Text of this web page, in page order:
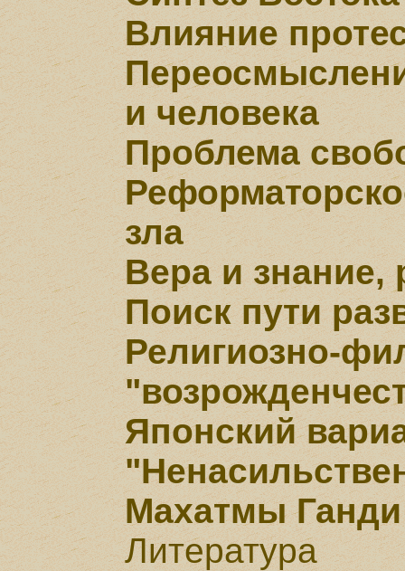
Влияние
и человека
Проблема
зла
Вера и знание,
Поиск пути
Религиозно-
Японский
Махатмы Ганди
Литература